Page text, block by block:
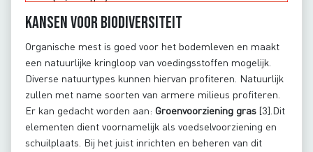
Kansen voor biodiversiteit
Organische mest is goed voor het bodemleven en maakt
een natuurlijke kringloop van voedingsstoffen mogelijk.
Diverse natuurtypes kunnen hiervan profiteren. Natuurlijk
zullen met name soorten van armere milieus profiteren.
Er kan gedacht worden aan: Groenvoorziening gras [3].Dit
elementen dient voornamelijk als voedselvoorziening en
schuilplaats. Bij het juist inrichten en beheren van dit